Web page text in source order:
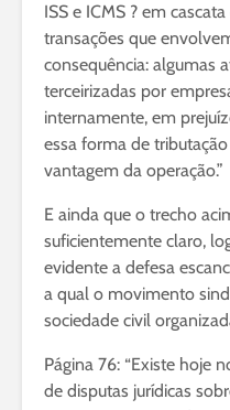
ISS e ICMS ? em
transações que
consequência: algumas
terceirizadas por
internamente, em
essa forma de
vantagem da operação.”
E ainda que o trecho
suficientemente claro,
evidente a defesa
a qual o movimento
sociedade civil
Página 76: “Existe hoje
de disputas jurídicas